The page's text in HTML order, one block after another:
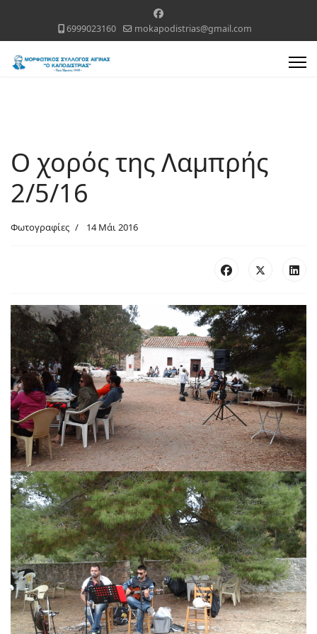
6999023160 mokapodistrias@gmail.com
Ο χορός της Λαμπρής
2/5/16
Φωτογραφίες 14 Μάι 2016